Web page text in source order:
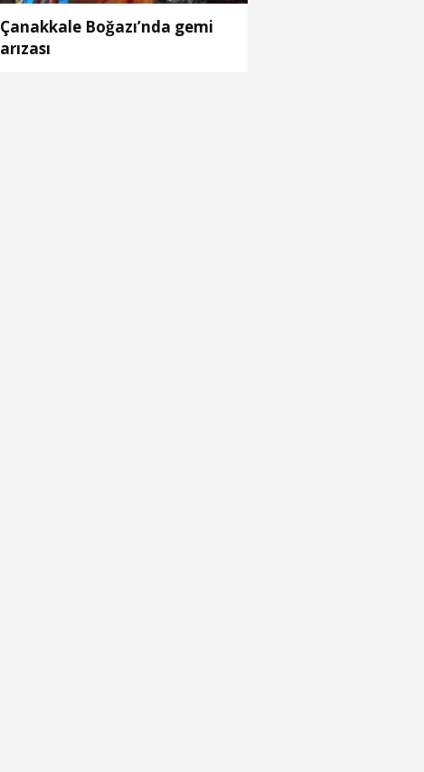
Çanakkale Boğazı’nda gemi
arızası